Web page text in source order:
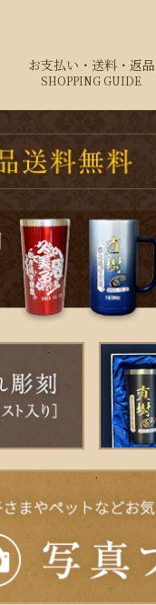
お支払い・送料・返品
SHOPPING GUIDE